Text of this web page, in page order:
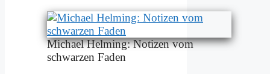
Mi­cha­el Hel­ming: No­ti­zen vom
schwar­zen Fa­den